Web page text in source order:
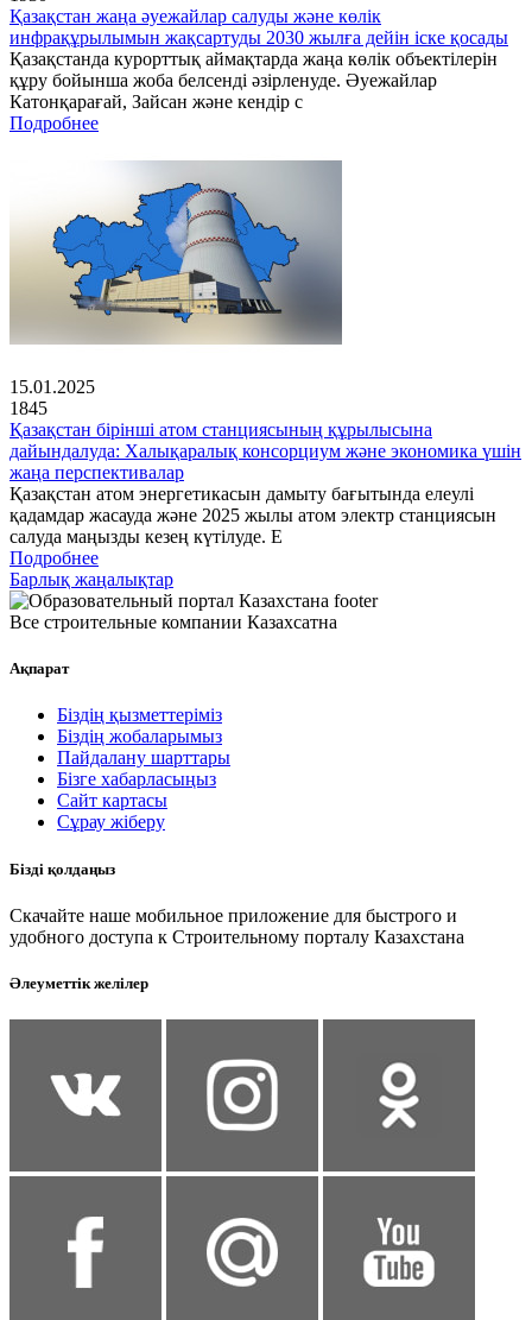
Қазақстан жаңа әуежайлар салуды және көлік
инфрақұрылымын жақсартуды 2030 жылға дейін іске қосады
Қазақстанда курорттық аймақтарда жаңа көлік объектілерін
құру бойынша жоба белсенді әзірленуде. Әуежайлар
Катонқарағай, Зайсан және кендір с
Подробнее
15.01.2025
1845
Қазақстан бірінші атом станциясының құрылысына
дайындалуда: Халықаралық консорциум және экономика үшін
жаңа перспективалар
Қазақстан атом энергетикасын дамыту бағытында елеулі
қадамдар жасауда және 2025 жылы атом электр станциясын
салуда маңызды кезең күтілуде. Е
Подробнее
Барлық жаңалықтар
Все строительные компании Казахсатна
Ақпарат
Біздің қызметтеріміз
Біздің жобаларымыз
Пайдалану шарттары
Бізге хабарласыңыз
Сайт картасы
Сұрау жіберу
Бізді қолдаңыз
Скачайте наше мобильное приложение для быстрого и
удобного доступа к Строительному порталу Казахстана
Әлеуметтік желілер